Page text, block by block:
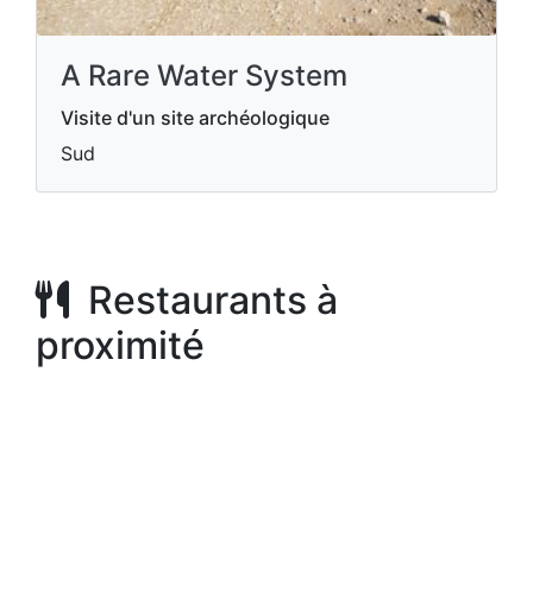
A Rare Water System
Visite d'un site archéologique
Sud
Restaurants à
proximité